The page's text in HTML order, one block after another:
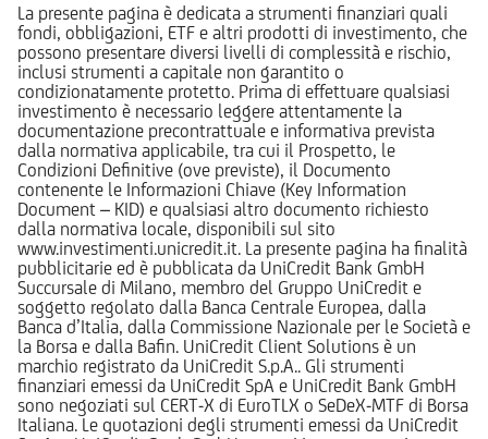
La presente pagina è dedicata a strumenti finanziari quali
fondi, obbligazioni, ETF e altri prodotti di investimento, che
possono presentare diversi livelli di complessità e rischio,
inclusi strumenti a capitale non garantito o
condizionatamente protetto. Prima di effettuare qualsiasi
investimento è necessario leggere attentamente la
documentazione precontrattuale e informativa prevista
dalla normativa applicabile, tra cui il Prospetto, le
Condizioni Definitive (ove previste), il Documento
contenente le Informazioni Chiave (Key Information
Document – KID) e qualsiasi altro documento richiesto
dalla normativa locale, disponibili sul sito
www.investimenti.unicredit.it. La presente pagina ha finalità
pubblicitarie ed è pubblicata da UniCredit Bank GmbH
Succursale di Milano, membro del Gruppo UniCredit e
soggetto regolato dalla Banca Centrale Europea, dalla
Banca d’Italia, dalla Commissione Nazionale per le Società e
la Borsa e dalla Bafin. UniCredit Client Solutions è un
marchio registrato da UniCredit S.p.A.. Gli strumenti
finanziari emessi da UniCredit SpA e UniCredit Bank GmbH
sono negoziati sul CERT-X di EuroTLX o SeDeX-MTF di Borsa
Italiana. Le quotazioni degli strumenti emessi da UniCredit